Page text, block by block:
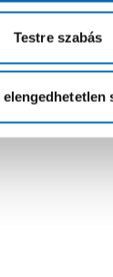
Testre szabás